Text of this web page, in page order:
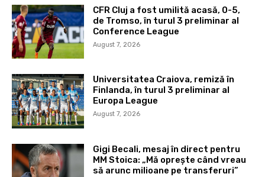
CFR Cluj a fost umilită acasă, 0-5,
de Tromso, în turul 3 preliminar al
Conference League
August 7, 2026
Universitatea Craiova, remiză în
Finlanda, în turul 3 preliminar al
Europa League
August 7, 2026
Gigi Becali, mesaj în direct pentru
MM Stoica: „Mă oprește când vreau
să arunc milioane pe transferuri”